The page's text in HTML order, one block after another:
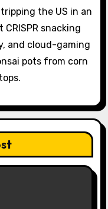
the US in an
snacking
and cloud-gaming
pots from corn